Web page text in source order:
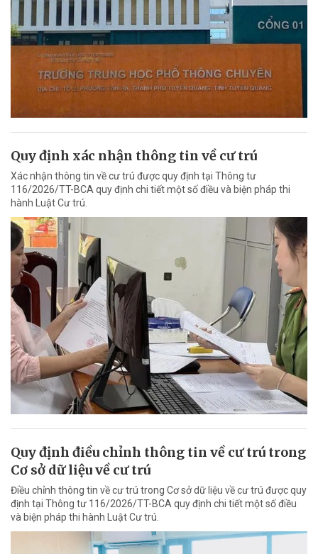
Quy định xác nhận thông tin về cư trú
Xác nhận thông tin về cư trú được quy định tại Thông tư
116/2026/TT-BCA quy định chi tiết một số điều và biện pháp thi
hành Luật Cư trú.
Quy định điều chỉnh thông tin về cư trú trong
Cơ sở dữ liệu về cư trú
Điều chỉnh thông tin về cư trú trong Cơ sở dữ liệu về cư trú được quy
định tại Thông tư 116/2026/TT-BCA quy định chi tiết một số điều
và biện pháp thi hành Luật Cư trú.